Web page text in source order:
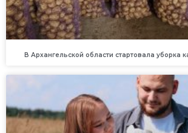
В Архангельской области стартовала уборка